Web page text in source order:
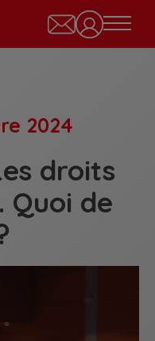
2024
droits
Quoi de